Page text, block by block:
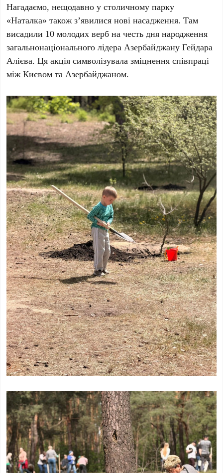
Нагадаємо, нещодавно у столичному парку
«Наталка» також з’явилися нові насадження. Там
висадили 10 молодих верб на честь дня народження
загальнонаціонального лідера АзербайджануГейдара
Алієва. Ця акція символізувала зміцнення співпраці
між Києвом та Азербайджаном.